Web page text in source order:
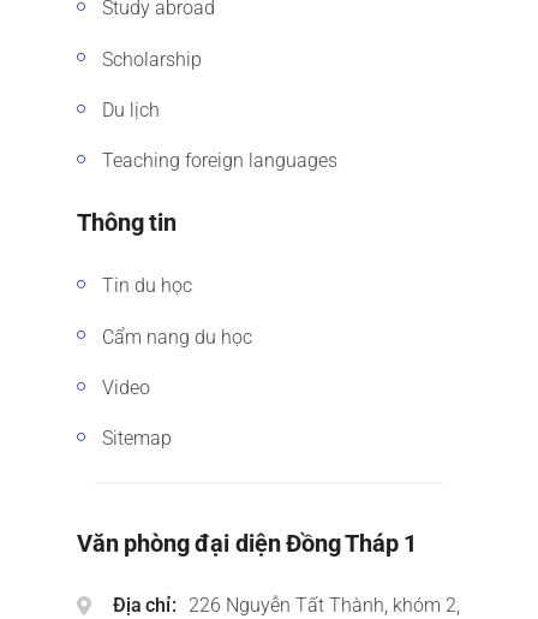
Study abroad
Scholarship
Du lịch
Teaching foreign languages
Thông tin
Tin du học
Cẩm nang du học
Video
Sitemap
Văn phòng đại diện Đồng Tháp 1
Địa chỉ
226 Nguyễn Tất Thành, khóm 2,